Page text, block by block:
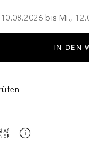
bis Mi.,
IN DEN